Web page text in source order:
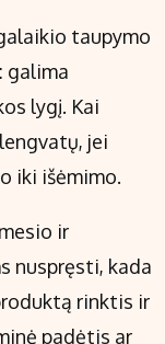
taupymo
galima
lygį. Kai
jei
iki išėmimo.
ir
nuspręsti, kada
rinktis ir
padėtis ar